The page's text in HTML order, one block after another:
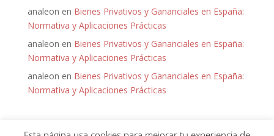
analeon en Bienes Privativos y Gananciales en España:
Normativa y Aplicaciones Prácticas
analeon en Bienes Privativos y Gananciales en España:
Normativa y Aplicaciones Prácticas
analeon en Bienes Privativos y Gananciales en España:
Normativa y Aplicaciones Prácticas